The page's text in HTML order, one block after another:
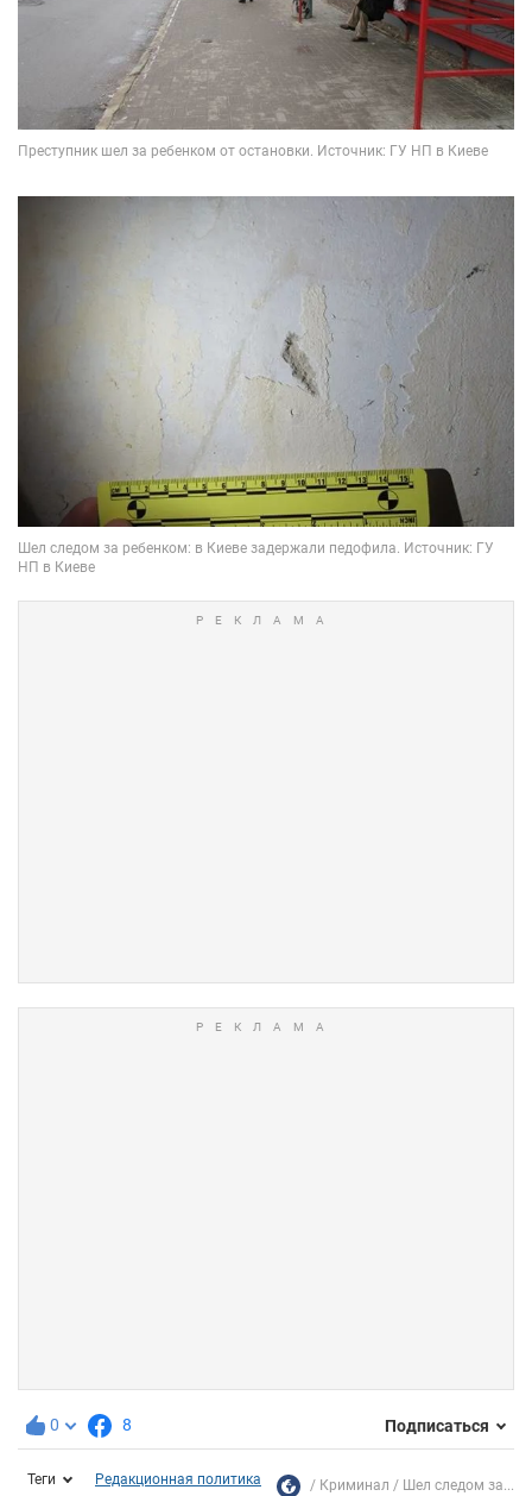
0 8 Подписаться
Теги Редакционная политика Криминал Шел следом за...